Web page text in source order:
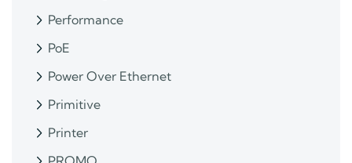
Performance
PoE
Power Over Ethernet
Primitive
Printer